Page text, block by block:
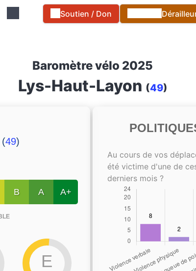
Soutien / Don
Baromètre vélo 2025
Lys-Haut-Layon (49)
(49)
B A A+
E
Au cours de vos
été victime d'une de
derniers mois ?